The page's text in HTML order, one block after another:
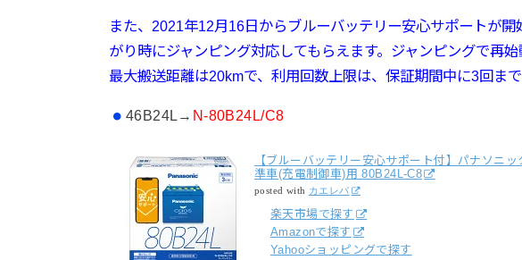
また、2021年12月16日から ブルーバッテリー安心サポートが開
がり時にジャンピング対応してもらえます。ジャンピングで再
最大搬送距離は20kmで、利用回数上限は、保証期間中に3回まで
46B24L→ N-80B24L/C8
【ブルーバッテリー安心サポート付】パナソニ
準車(充電制御車)用 80B24L-C8
posted with カエレバ
楽天市場で探す
Amazonで探す
Yahooショッピングで探す